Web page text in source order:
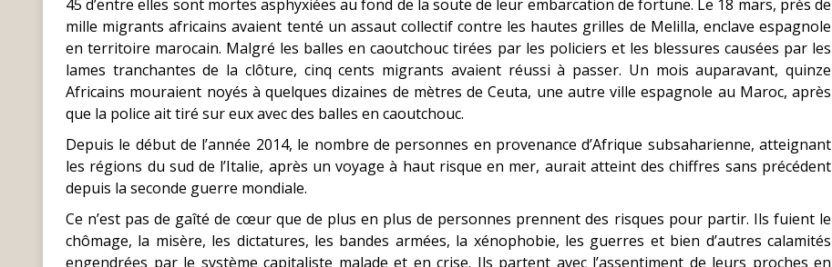
45 d’entre elles sont mortes asphyxiées au fond de la soute de leur embarcation de fortune. Le 18 mars, près de
mille migrants africains avaient tenté un assaut collectif contre les hautes grilles de Melilla, enclave espagnole
en territoire marocain. Malgré les balles en caoutchouc tirées par les policiers et les blessures causées par les
lames tranchantes de la clôture, cinq cents migrants avaient réussi à passer. Un mois auparavant, quinze
Africains mouraient noyés à quelques dizaines de mètres de Ceuta, une autre ville espagnole au Maroc, après
que la police ait tiré sur eux avec des balles en caoutchouc.
Depuis le début de l’année 2014, le nombre de personnes en provenance d’Afrique subsaharienne, atteignant
les régions du sud de l’Italie, après un voyage à haut risque en mer, aurait atteint des chiffres sans précédent
depuis la seconde guerre mondiale.
Ce n’est pas de gaîté de cœur que de plus en plus de personnes prennent des risques pour partir. Ils fuient le
chômage, la misère, les dictatures, les bandes armées, la xénophobie, les guerres et bien d’autres calamités
engendrées par le système capitaliste malade et en crise. Ils partent avec l’assentiment de leurs proches en